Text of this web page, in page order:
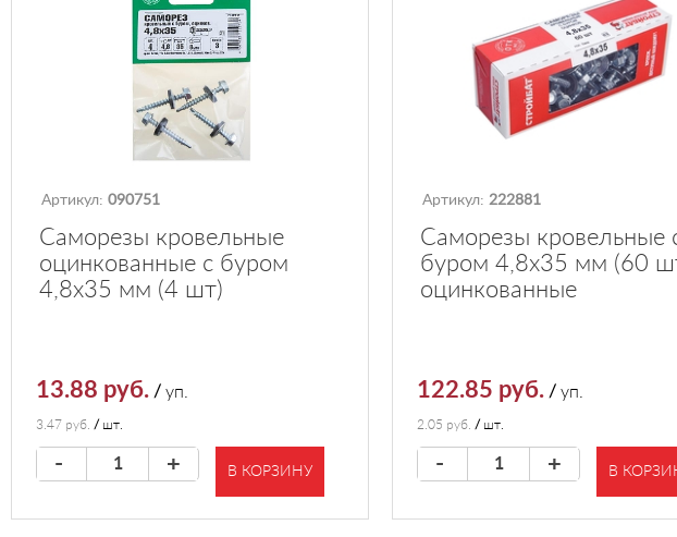
Артикул:090751
Саморезы кровельные
оцинкованные с буром
4,8х35 мм (4 шт)
13.88 руб. /уп.
3.47 руб. / шт.
- + В КОРЗИНУ
Артикул:222881
Саморезы кровельные
буром 4,8х35 мм (60
оцинкованные
122.85 руб. /уп.
2.05 руб. / шт.
- + В